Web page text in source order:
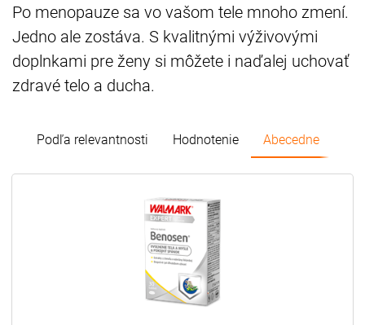
Po menopauze sa vo vašom tele mnoho zmení.
Jedno ale zostáva. S kvalitnými výživovými
doplnkami pre ženy si môžete i naďalej uchovať
zdravé telo a ducha.
Podľa relevantnosti Hodnotenie Abecedne